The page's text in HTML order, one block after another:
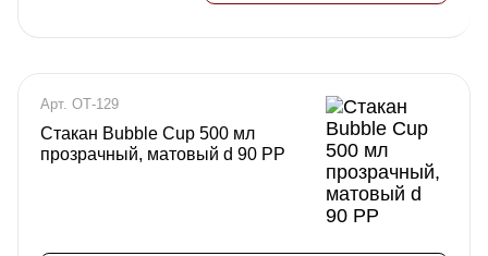
Арт. ОТ-129
Стакан Bubble Cup 500 мл
прозрачный, матовый d 90 РР